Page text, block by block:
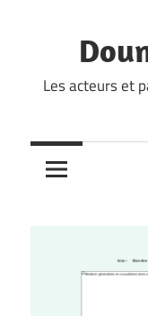
Les acteurs et